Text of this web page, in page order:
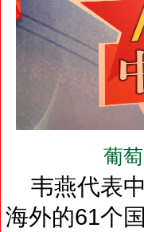
葡
韦燕代表中
海外的61个